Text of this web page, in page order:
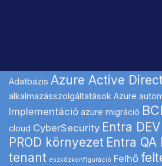
Adatbázis Azure Active
alkalmazásszolgáltatások Azure
Implementáció azure migráció
cloud CyberSecurity Entra
PROD környezet Entra
tenant eszközkonfiguráció Felhő